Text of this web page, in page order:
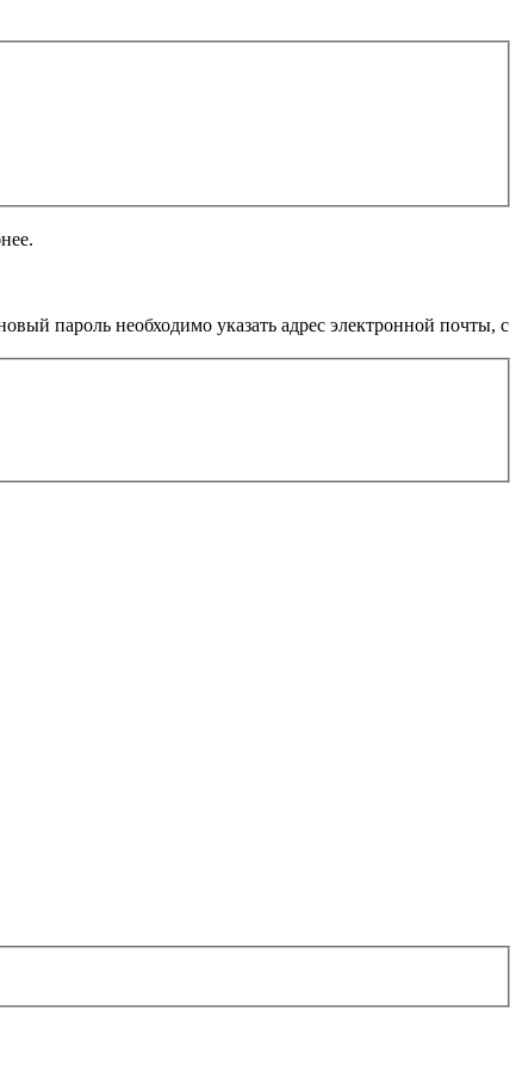
пароль необходимо указать адрес электронной почты, с